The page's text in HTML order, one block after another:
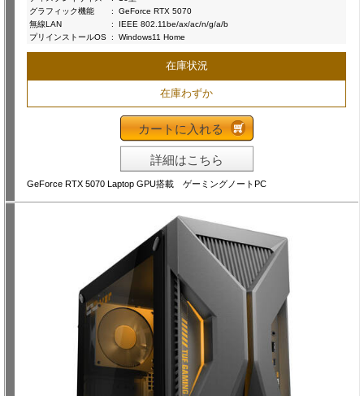
グラフィック機能
:
GeForce RTX 5070
無線LAN
:
IEEE 802.11be/ax/ac/n/g/a/b
プリインストールOS : Windows11 Home
在庫状況
在庫わずか
カートに入れる
詳細はこちら
GeForce RTX 5070 Laptop GPU搭載 ゲーミングノートPC